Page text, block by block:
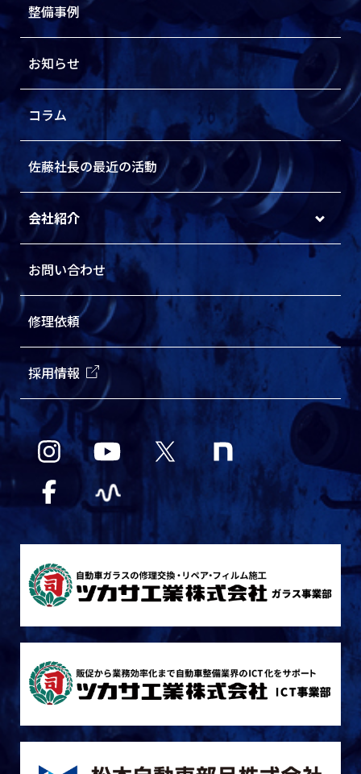
整備事例
お知らせ
コラム
佐藤社長の最近の活動
会社紹介
お問い合わせ
修理依頼
採用情報